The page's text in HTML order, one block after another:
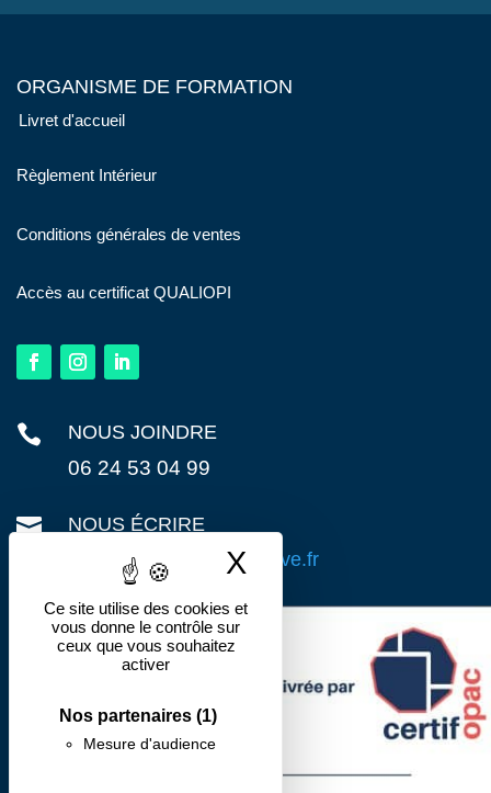
Ce site utilise des cookies et
vous donne le contrôle sur
ceux que vous souhaitez
activer
Nos partenaires (1)
Mesure d'audience
X Masquer le
ORGANISME DE FORMATION
Livret d'accueil
Règlement Intérieur
Conditions générales de ventes
Accès au certificat QUALIOPI
 NOUS JOINDRE
06 24 53 04 99

NOUS ÉCRIRE
contact@action-preventive.fr